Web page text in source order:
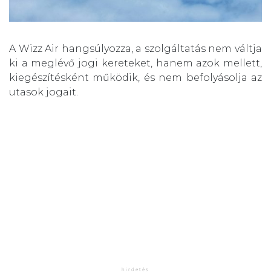
A Wizz Air hangsúlyozza, a szolgáltatás nem váltja
ki a meglévő jogi kereteket, hanem azok mellett,
kiegészítésként működik, és nem befolyásolja az
utasok jogait.